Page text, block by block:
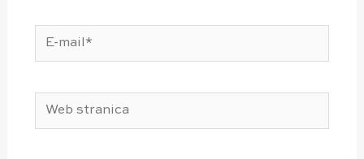
E-
mail*
Web
stranica